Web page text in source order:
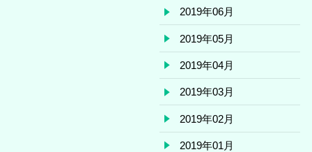
2019年06月
2019年05月
2019年04月
2019年03月
2019年02月
2019年01月